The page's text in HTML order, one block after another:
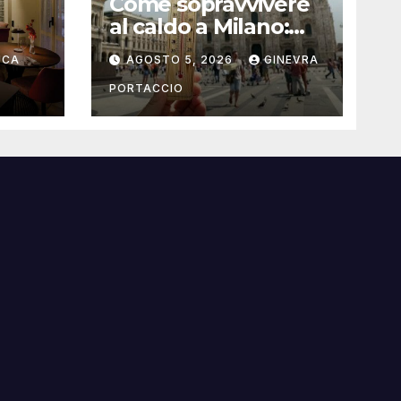
al caldo a Milano:
consigli pratici
AGOSTO 5, 2026 GINEVRA
PORTACCIO